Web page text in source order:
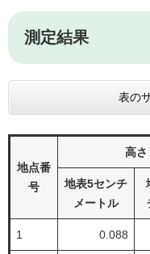
測定結果
表の
地点番
号
高さ
地表5センチ
メートル
1 0.088